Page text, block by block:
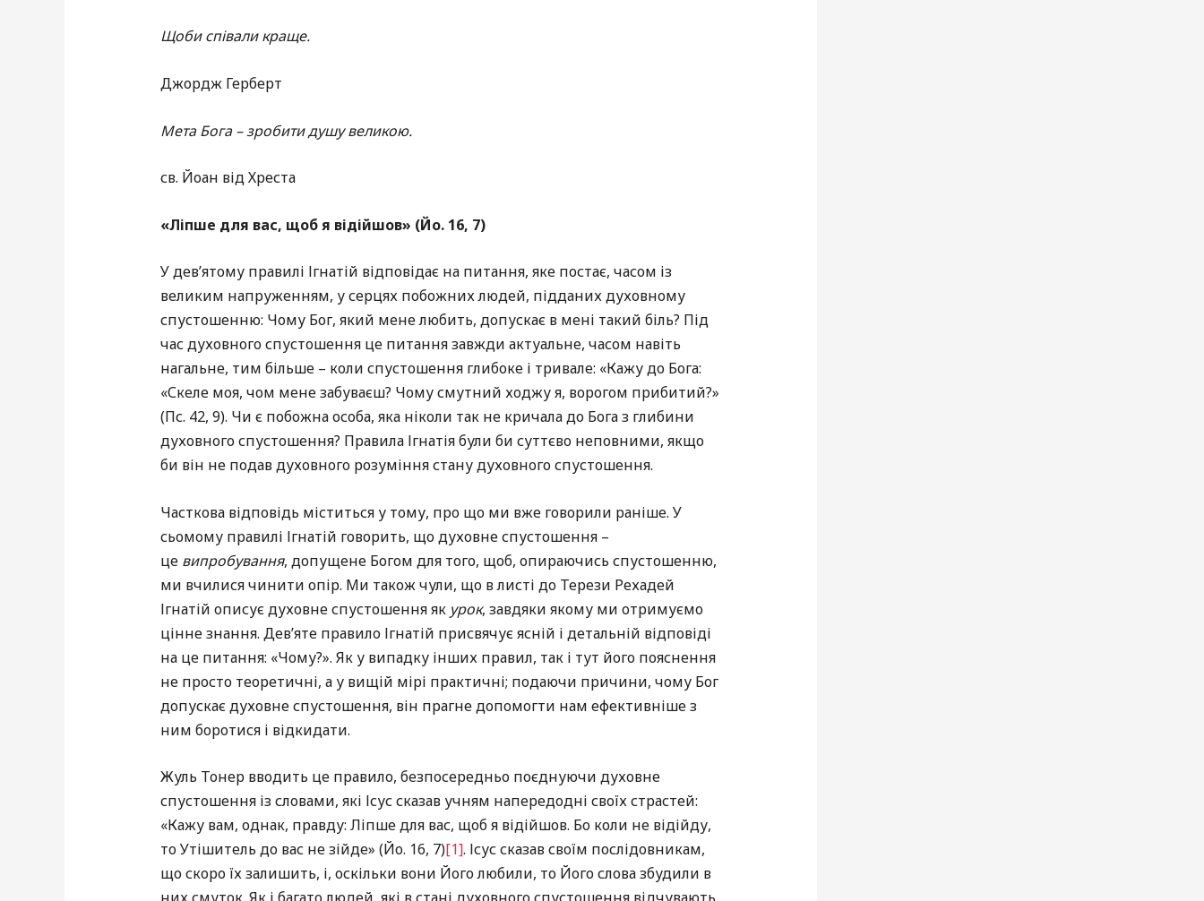
Щоби співали краще.
Джордж Герберт
Мета Бога – зробити душу великою.
св. Йоан від Хреста
«Ліпше для вас, щоб я відійшов» (Йо. 16, 7)
У дев’ятому правилі Ігнатій відповідає на питання, яке постає, часом із
великим напруженням, у серцях побожних людей, підданих духовному
спустошенню: Чому Бог, який мене любить, допускає в мені такий біль? Під
час духовного спустошення це питання завжди актуальне, часом навіть
нагальне, тим більше – коли спустошення глибоке і тривале: «Кажу до Бога:
«Скеле моя, чом мене забуваєш? Чому смутний ходжу я, ворогом прибитий?»
(Пс. 42, 9). Чи є побожна особа, яка ніколи так не кричала до Бога з глибини
духовного спустошення? Правила Ігнатія були би суттєво неповними, якщо
би він не подав духовного розуміння стану духовного спустошення.
Часткова відповідь міститься у тому, про що ми вже говорили раніше. У
сьомому правилі Ігнатій говорить, що духовне спустошення –
це випробування, допущене Богом для того, щоб, опираючись спустошенню,
ми вчилися чинити опір. Ми також чули, що в листі до Терези Рехадей
Ігнатій описує духовне спустошення як урок, завдяки якому ми отримуємо
цінне знання. Дев’яте правило Ігнатій присвячує ясній і детальній відповіді
на це питання: «Чому?». Як у випадку інших правил, так і тут його пояснення
не просто теоретичні, а у вищій мірі практичні; подаючи причини, чому Бог
допускає духовне спустошення, він прагне допомогти нам ефективніше з
ним боротися і відкидати.
Жуль Тонер вводить це правило, безпосередньо поєднуючи духовне
спустошення із словами, які Ісус сказав учням напередодні своїх страстей:
«Кажу вам, однак, правду: Ліпше для вас, щоб я відійшов. Бо коли не відійду,
то Утішитель до вас не зійде» (Йо. 16, 7)[1]. Ісус сказав своїм послідовникам,
що скоро їх залишить, і, оскільки вони Його любили, то Його слова збудили в